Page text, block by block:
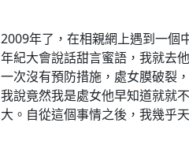
2009年了，在相親網上遇到一個
年紀大會說話甜言蜜語，我就去
一次沒有預防措施，處女膜破裂
我說竟然我是處女他早知道就就
大。自從這個事情之後，我幾乎